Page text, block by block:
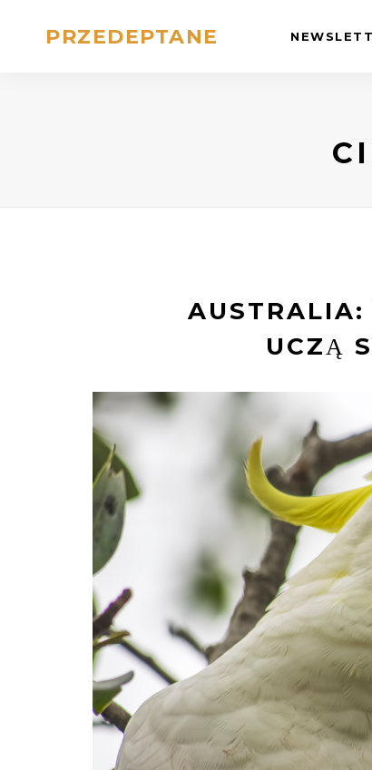
PRZEDEPTANE
AUSTRALIA:
UCZĄ